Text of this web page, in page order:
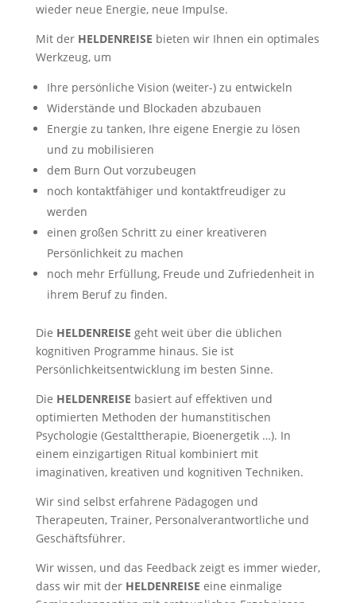
wieder neue Energie, neue Impulse.
Mit der HELDENREISE bieten wir Ihnen ein optimales
Werkzeug, um
Ihre persönliche Vision (weiter-) zu entwickeln
Widerstände und Blockaden abzubauen
Energie zu tanken, Ihre eigene Energie zu lösen
und zu mobilisieren
dem Burn Out vorzubeugen
noch kontaktfähiger und kontaktfreudiger zu
werden
einen großen Schritt zu einer kreativeren
Persönlichkeit zu machen
noch mehr Erfüllung, Freude und Zufriedenheit in
ihrem Beruf zu finden.
Die HELDENREISE geht weit über die üblichen
kognitiven Programme hinaus. Sie ist
Persönlichkeitsentwicklung im besten Sinne.
Die HELDENREISE basiert auf effektiven und
optimierten Methoden der humanstitischen
Psychologie (Gestalttherapie, Bioenergetik …). In
einem einzigartigen Ritual kombiniert mit
imaginativen, kreativen und kognitiven Techniken.
Wir sind selbst erfahrene Pädagogen und
Therapeuten, Trainer, Personalverantwortliche und
Geschäftsführer.
Wir wissen, und das Feedback zeigt es immer wieder,
dass wir mit der HELDENREISE eine einmalige